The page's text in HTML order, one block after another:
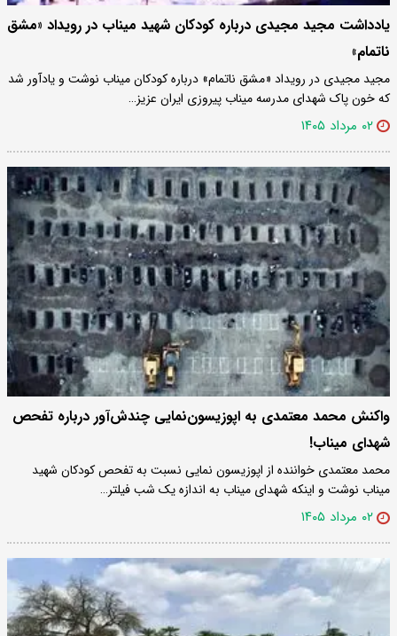
یادداشت مجید مجیدی درباره کودکان شهید میناب در رویداد «مشق
ناتمام»
مجید مجیدی در رویداد «مشق ناتمام» درباره کودکان میناب نوشت و یادآور شد
که خون پاک شهدای مدرسه میناب پیروزی ایران عزیز…
۰۲ مرداد ۱۴۰۵
واکنش محمد معتمدی به اپوزیسون‌نمایی چندش‌آور درباره تفحص
شهدای میناب!
محمد معتمدی خواننده از اپوزیسون نمایی نسبت به تفحص کودکان شهید
میناب نوشت و اینکه شهدای میناب به اندازه یک شب فیلتر…
۰۲ مرداد ۱۴۰۵